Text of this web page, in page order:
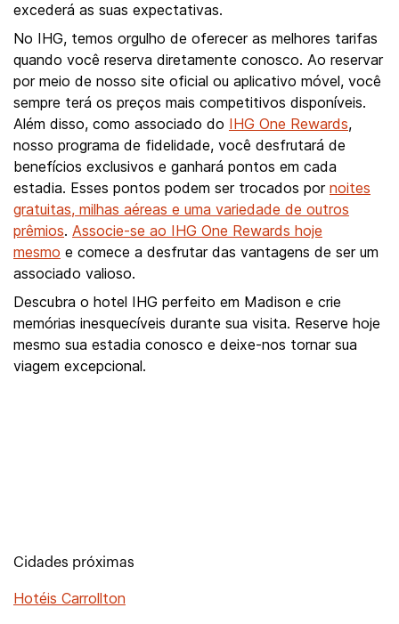
excederá as suas expectativas.
No IHG, temos orgulho de oferecer as melhores tarifas
quando você reserva diretamente conosco. Ao reservar
por meio de nosso site oficial ou aplicativo móvel, você
sempre terá os preços mais competitivos disponíveis.
Além disso, como associado do IHG One Rewards,
nosso programa de fidelidade, você desfrutará de
benefícios exclusivos e ganhará pontos em cada
estadia. Esses pontos podem ser trocados por noites
gratuitas, milhas aéreas e uma variedade de outros
prêmios. Associe-se ao IHG One Rewards hoje
mesmo e comece a desfrutar das vantagens de ser um
associado valioso.
Descubra o hotel IHG perfeito em Madison e crie
memórias inesquecíveis durante sua visita. Reserve hoje
mesmo sua estadia conosco e deixe-nos tornar sua
viagem excepcional.
Cidades próximas
Hotéis Carrollton